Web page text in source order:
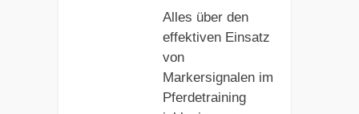
Alles über den
effektiven Einsatz
von
Markersignalen im
Pferdetraining